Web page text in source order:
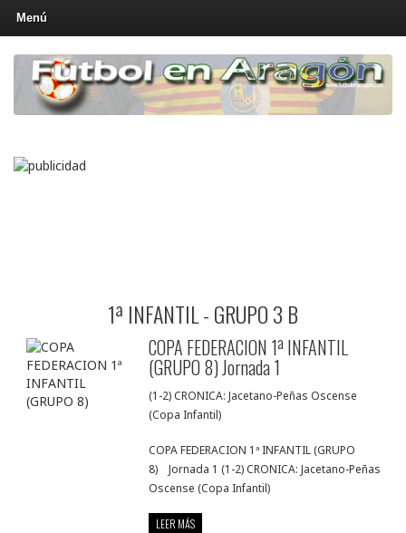
Menú
1ª INFANTIL - GRUPO 3 B
COPA FEDERACION 1ª INFANTIL
(GRUPO 8) Jornada 1
(1-2) CRONICA: Jacetano-Peñas Oscense
(Copa Infantil)
COPA FEDERACION 1ª INFANTIL (GRUPO
8) Jornada 1 (1-2) CRONICA: Jacetano-Peñas
Oscense (Copa Infantil)
LEER MÁS